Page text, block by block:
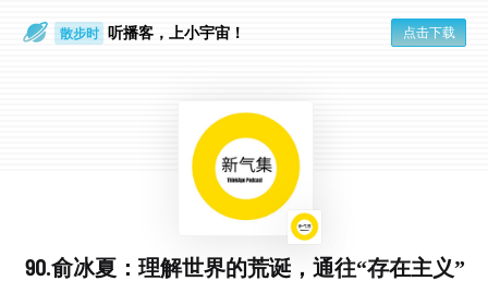
散步时 听播客，上小宇宙！ 点击下载
90.俞冰夏：理解世界的荒诞，通往“存在主义”